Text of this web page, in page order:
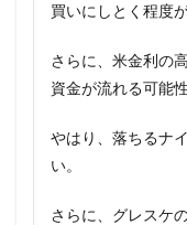
買いにしとく程度
さらに、米金利の
資金が流れる可能
やはり、落ちるナ
い。
さらに、グレスケ